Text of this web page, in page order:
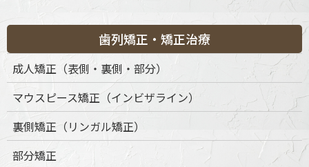
歯並びの改善は、見た目の美しさだけでなく、かみ合わせや発
音、咀嚼機能、さらには将来の歯の寿命にも大きく関わりま
す。近年では、大人になってから矯正治療を始める方が増えて
おり、治療法の多様化により、ライフスタイルに合わせた矯正
が可能になりました。当院では、表側矯正、裏側矯正（リンガ
ル矯正）、部分矯正など、成人の方に適したさまざまな矯正治
療をご用意しております。
歯列矯正・矯正治療
成人矯正（表側・裏側・部分）
マウスピース矯正（インビザライン）
裏側矯正（リンガル矯正）
部分矯正